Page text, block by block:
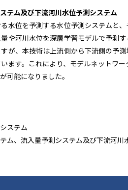
テム及び下流河川水位予測システム
水位を予測する水位予測システムと
や河川水位を深層学習モデルで予測
が、本技術は上流側から下流側の予
ます。これにより、モデルネットワ
可能になりました。
ステム
ム、流入量予測システム及び下流河川